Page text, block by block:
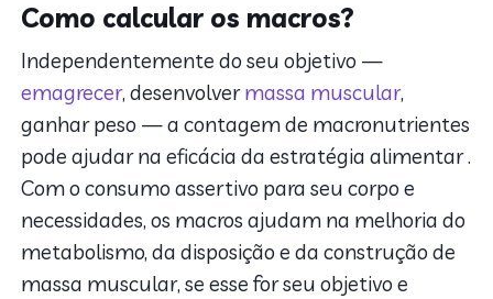
Como calcular os macros?
Independentemente do seu objetivo —
emagrecer, desenvolvermassa muscular,
ganhar peso — a contagem de macronutrientes
pode ajudar na eficácia da estratégia alimentar .
Com o consumo assertivo para seu corpo e
necessidades, os macros ajudam na melhoria do
metabolismo, da disposição e da construção de
massa muscular, se esse for seu objetivo e